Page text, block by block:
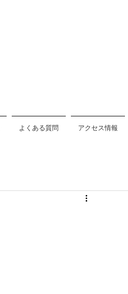
よくある質問 アクセス情報